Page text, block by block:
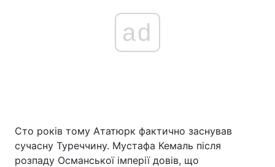
ad
Сто років тому Ататюрк фактично заснував
сучасну Туреччину. Мустафа Кемаль після
розпаду Османської імперії довів, що